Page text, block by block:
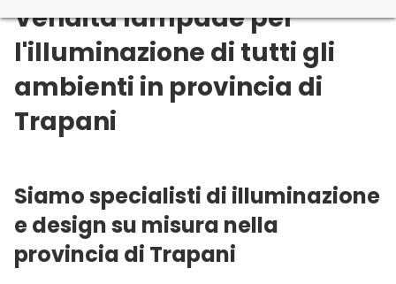
Vendita lampade per
l'illuminazione di tutti gli
ambienti in provincia di
Trapani
Siamo specialisti di illuminazione
e design su misura nella
provincia di Trapani